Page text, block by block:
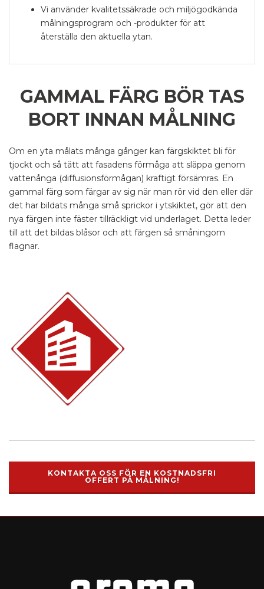
Vi använder kvalitetssäkrade och miljögodkända
målningsprogram och -produkter för att
återställa den aktuella ytan.
GAMMAL FÄRG BÖR TAS
BORT INNAN MÅLNING
Om en yta målats många gånger kan färgskiktet bli för
tjockt och så tätt att fasadens förmåga att släppa genom
vattenånga (diffusionsförmågan) kraftigt försämras. En
gammal färg som färgar av sig när man rör vid den eller där
det har bildats många små sprickor i ytskiktet, gör att den
nya färgen inte fäster tillräckligt vid underlaget. Detta leder
till att det bildas blåsor och att färgen så småningom
flagnar.
KONTAKTA OSS FÖR EN KOSTNADSFRI
OFFERT PÅ MÅLNING!